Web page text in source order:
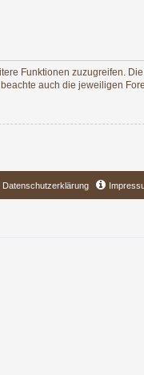
Funktionen zuzugreifen.
auch die jeweiligen
Datenschutzerklärung